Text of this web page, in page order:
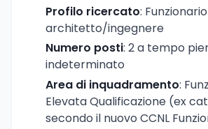
Profilo ricercato:
architetto/ingegnere
Numero posti: 2 a tempo
indeterminato
Area di inquadramento:
Elevata Qualificazione (ex
secondo il nuovo CCNL